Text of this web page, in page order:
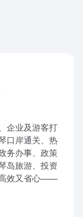
企业及游客打
口岸通关、热
务办事、政策
岛旅游、投资
高效又省心——